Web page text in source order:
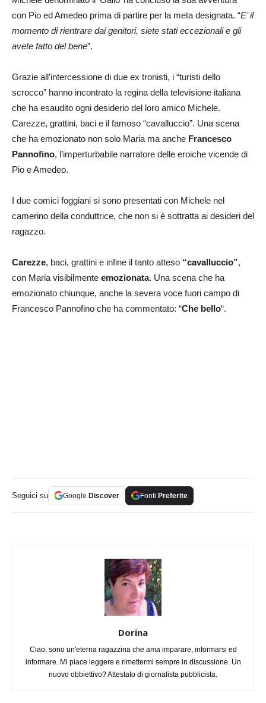
con Pio ed Amedeo prima di partire per la meta designata. “E’ il
momento di rientrare dai genitori, siete stati eccezionali e gli
avete fatto del bene”.
Grazie all’intercessione di due ex tronisti, i “turisti dello
scrocco” hanno incontrato la regina della televisione italiana
che ha esaudito ogni desiderio del loro amico Michele.
Carezze, grattini, baci e il famoso “cavalluccio”. Una scena
che ha emozionato non solo Maria ma anche Francesco
Pannofino, l’imperturbabile narratore delle eroiche vicende di
Pio e Amedeo.
I due comici foggiani si sono presentati con Michele nel
camerino della conduttrice, che non si è sottratta ai desideri del
ragazzo.
Carezze, baci, grattini e infine il tanto atteso “cavalluccio”,
con Maria visibilmente emozionata. Una scena che ha
emozionato chiunque, anche la severa voce fuori campo di
Francesco Pannofino che ha commentato: “Che bello“.
Seguici su Google Discover Fonti Preferite
Dorina
Ciao, sono un'eterna ragazzina che ama imparare, informarsi ed
informare. Mi piace leggere e rimettermi sempre in discussione. Un
nuovo obbiettivo? Attestato di giornalista pubblicista.